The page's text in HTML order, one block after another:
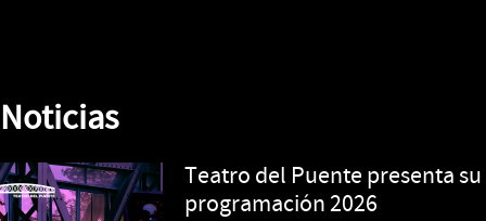
Noticias
Teatro del Puente presenta su
programación 2026